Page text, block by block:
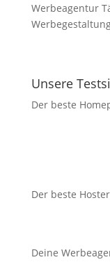
Werbeagentur
Unsere
Der beste
Der beste
Deine